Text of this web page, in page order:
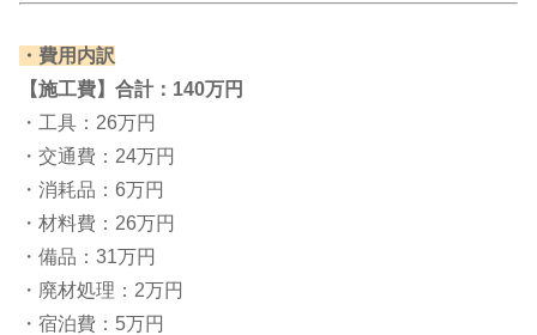
​・費用内訳​
【施工費】合計：140万円
・工具：26万円
・交通費：24万円
・消耗品：6万円
・材料費：26万円
・備品：31万円
・廃材処理：2万円
・宿泊費：5万円